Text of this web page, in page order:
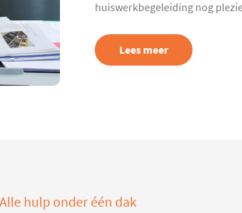
huiswerkbegeleiding nog
Lees meer
Alle hulp onder één dak